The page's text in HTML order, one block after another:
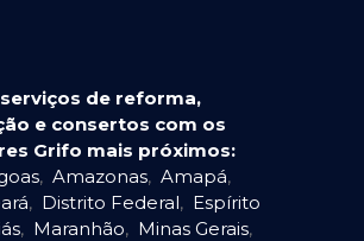
de reforma,
e consertos com os
Grifo mais próximos:
, Amazonas, Amapá,
, Distrito Federal, Espírito
, Maranhão, Minas Gerais,